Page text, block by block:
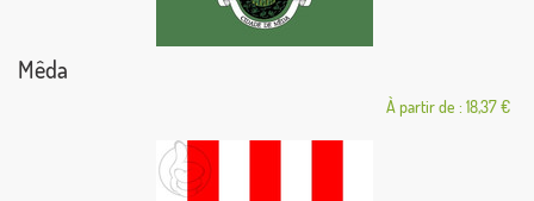
Mêda
À partir de : 18,37 €